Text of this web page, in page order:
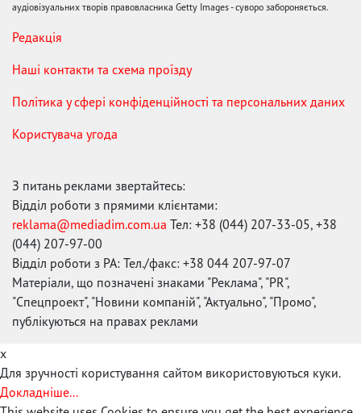
аудіовізуальних творів правовласника Getty Images - суворо забороняється.
Редакція
Наші контакти та схема проїзду
Політика у сфері конфіденційності та персональних даних
Користувача угода
З питань реклами звертайтесь:
Відділ роботи з прямими клієнтами:
reklama@mediadim.com.ua Тел: +38 (044) 207-33-05, +38
(044) 207-97-00
Відділ роботи з РА: Тел./факс: +38 044 207-97-07
Матеріали, що позначені знаками "Реклама", "PR",
"Спецпроект", "Новини компаній", "Актуально", "Промо",
публікуються на правах реклами
x
Для зручності користування сайтом використовуються куки.
Докладніше...